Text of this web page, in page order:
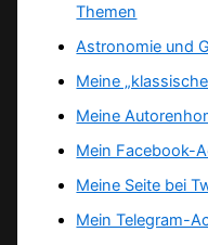
Themen
Astronomie und
Meine
Meine
Mein Facebook-
Meine Seite bei
Mein Telegram-